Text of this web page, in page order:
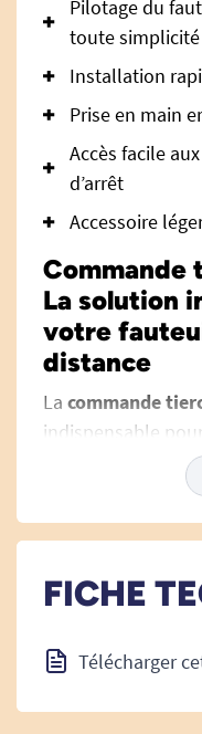
Pilotage du
toute simplicité
Installation
Prise en main
Accès facile
d’arrêt
Accessoire
Commande
La solution
votre
distance
La commande
indispensable
fauteuil roulant
accompagnant la
facilement le
INSTAFOLD, elle
vos
et ses
FICHE
Télécharger